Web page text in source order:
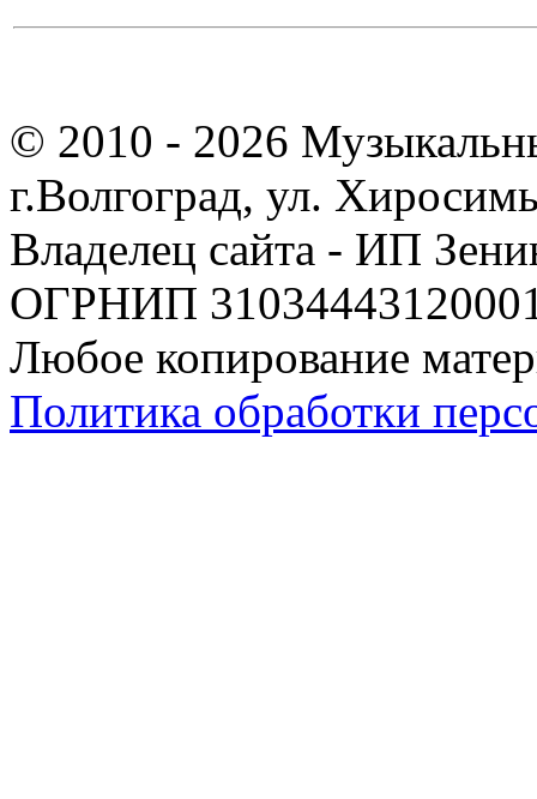
© 2010 - 2026
г.Волгоград, ул.
Владелец сайта - ИП
ОГРНИП
Любое копирование
Политика обработки